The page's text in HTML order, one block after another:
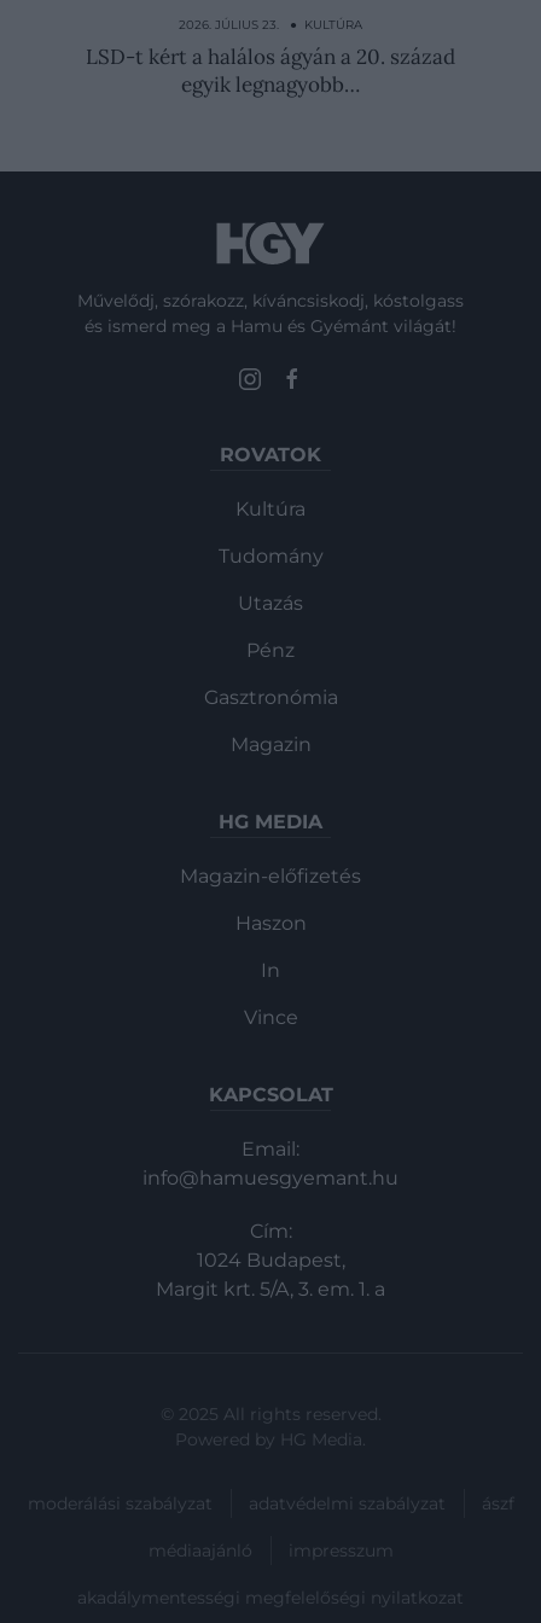
meghatározza Vilmos herceg…
2026. JÚLIUS 23. ● KULTÚRA
LSD-t kért a halálos ágyán a 20. század
egyik legnagyobb…
Művelődj, szórakozz, kíváncsiskodj, kóstolgass
és ismerd meg a Hamu és Gyémánt világát!
ROVATOK
Kultúra
Tudomány
Utazás
Pénz
Gasztronómia
Magazin
HG MEDIA
Magazin-előfizetés
Haszon
In
Vince
KAPCSOLAT
Email:
info@hamuesgyemant.hu
Cím:
1024 Budapest,
Margit krt. 5/A, 3. em. 1. a
© 2025 All rights reserved.
Powered by HG Media.
moderálási szabályzat adatvédelmi szabályzat ászf
médiaajánló impresszum
akadálymentességi megfelelőségi nyilatkozat